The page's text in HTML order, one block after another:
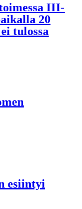
III-
20
tulossa
esiintyi